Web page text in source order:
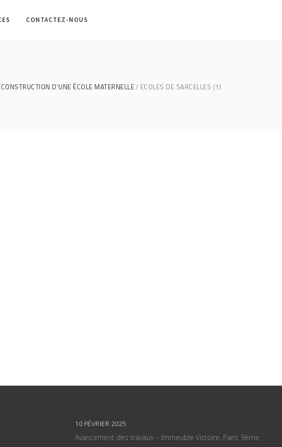
CONTACTEZ-NOUS
D’UNE ÉCOLE MATERNELLE ECOLES DE SARCELLES (1)
10 FÉVRIER 2025
Avancement des travaux – Immeuble Victoire, Paris 9ème